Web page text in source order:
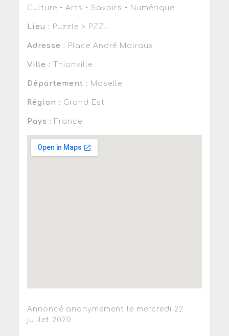
Culture • Arts • Savoirs • Numérique
Lieu : Puzzle > PZZL
Adresse : Place André Malraux
Ville : Thionville
Département : Moselle
Région : Grand Est
Pays : France
Annoncé anonymement le mercredi 22
juillet 2020